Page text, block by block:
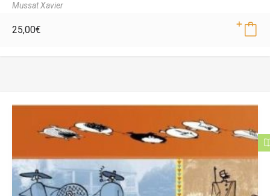
Mussat Xavier
25,00€